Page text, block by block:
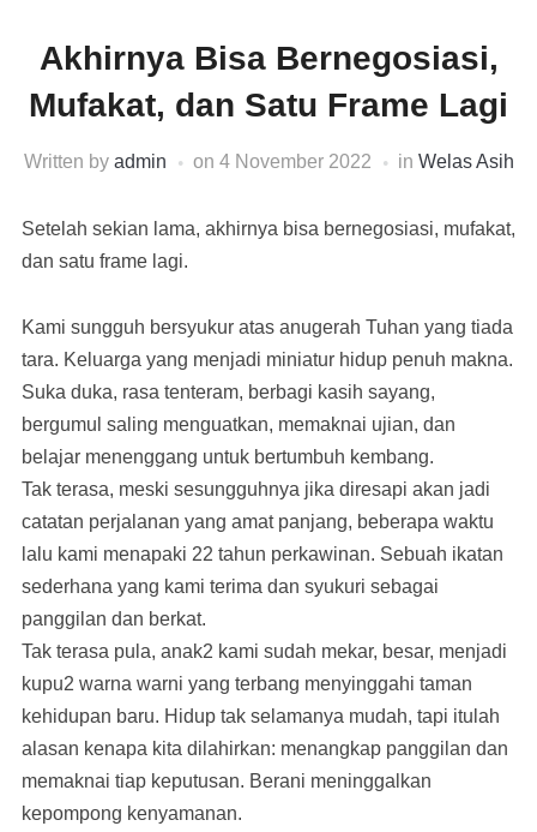
Akhirnya Bisa Bernegosiasi,
Mufakat, dan Satu Frame Lagi
Written by admin on 4 November 2022 in Welas Asih
Setelah sekian lama, akhirnya bisa bernegosiasi, mufakat,
dan satu frame lagi.
Kami sungguh bersyukur atas anugerah Tuhan yang tiada
tara. Keluarga yang menjadi miniatur hidup penuh makna.
Suka duka, rasa tenteram, berbagi kasih sayang,
bergumul saling menguatkan, memaknai ujian, dan
belajar menenggang untuk bertumbuh kembang.
Tak terasa, meski sesungguhnya jika diresapi akan jadi
catatan perjalanan yang amat panjang, beberapa waktu
lalu kami menapaki 22 tahun perkawinan. Sebuah ikatan
sederhana yang kami terima dan syukuri sebagai
panggilan dan berkat.
Tak terasa pula, anak2 kami sudah mekar, besar, menjadi
kupu2 warna warni yang terbang menyinggahi taman
kehidupan baru. Hidup tak selamanya mudah, tapi itulah
alasan kenapa kita dilahirkan: menangkap panggilan dan
memaknai tiap keputusan. Berani meninggalkan
kepompong kenyamanan.